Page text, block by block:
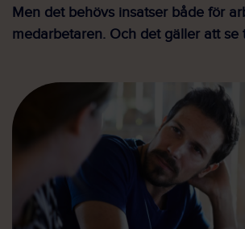
Men det behövs insatser både för
medarbetaren. Och det gäller att se